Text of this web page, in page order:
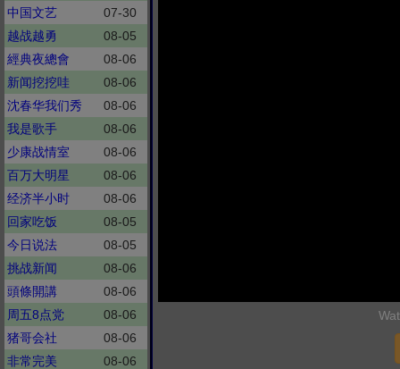
中国文艺
07-30
越战越勇
08-05
經典夜總會
08-06
新闻挖挖哇
08-06
沈春华我们秀
08-06
我是歌手
08-06
少康战情室
08-06
百万大明星
08-06
经济半小时
08-06
回家吃饭
08-05
今日说法
08-05
挑战新闻
08-06
頭條開講
08-06
周五8点党
08-06
猪哥会社
08-06
非常完美
08-06